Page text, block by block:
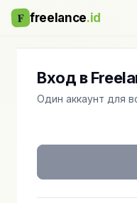
F freelance.id
Вход в
Один аккаунт для